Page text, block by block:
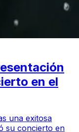
en el
una exitosa
su concierto en